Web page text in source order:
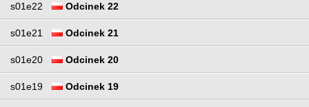
s01e22 Odcinek 22
s01e21 Odcinek 21
s01e20 Odcinek 20
s01e19 Odcinek 19